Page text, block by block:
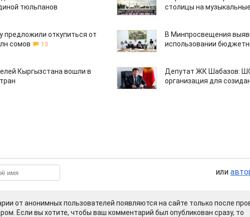
тюльпанов
столицы на
предложили откупиться от
сомов
13
В Минпросвещения
использовании
Кыргызстана вошли в
Депутат ЖК Шабазов:
организация для
или
от анонимных пользователей появляются на сайте только после
Если вы хотите, чтобы ваш комментарий был опубликован сразу, то